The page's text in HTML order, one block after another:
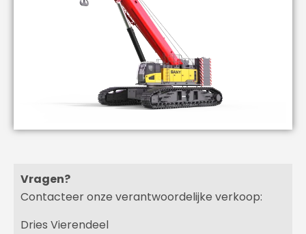
Vragen?
Contacteer onze verantwoordelijke verkoop:
Dries Vierendeel